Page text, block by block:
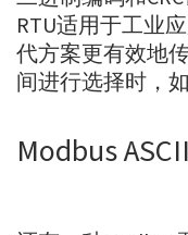
RTU适用于工业
代方案更有效地
间进行选择时，
Modbus